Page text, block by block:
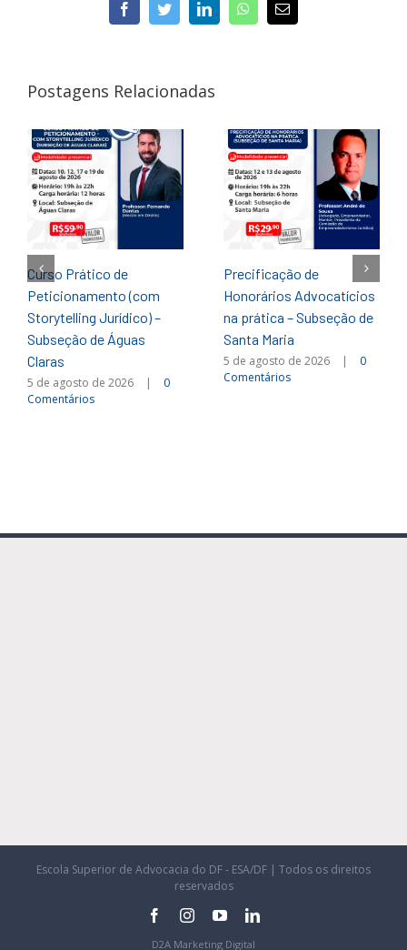
facebooktwitter linkedin whatsapp
E-
mail
Postagens Relacionadas
Curso Prático de
Peticionamento (com
Storytelling Jurídico) –
Subseção de Águas
Claras
5 de agosto de 2026 |
0
Comentários
Precificação de
Honorários Advocatícios
na prática – Subseção de
Santa Maria
5 de agosto de 2026 |
0
Comentários
Escola Superior de Advocacia do DF - ESA/DF | Todos os direitos
reservados
facebookinstagram
youtubelinkedin
D2A Marketing Digital